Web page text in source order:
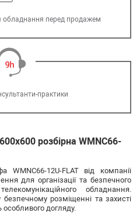
обладнання перед продажем
практики
розбірна WMNC66-
WMNC66-12U-FLAT від компанії
для організації та безпечного
обладнання.
розміщенні та захисті
догляду.